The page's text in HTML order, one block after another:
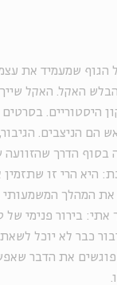
הגוף שמעמיד את
האקל. האקל
היסטוריים.
בסרטים
הם הניצבים.
בסוף הדרך
היא הרי זו שתזמין
את המהלך המשמעותי
אתי: בירור פנימי של
כבר לא יוכל
פוגשים את הדבר